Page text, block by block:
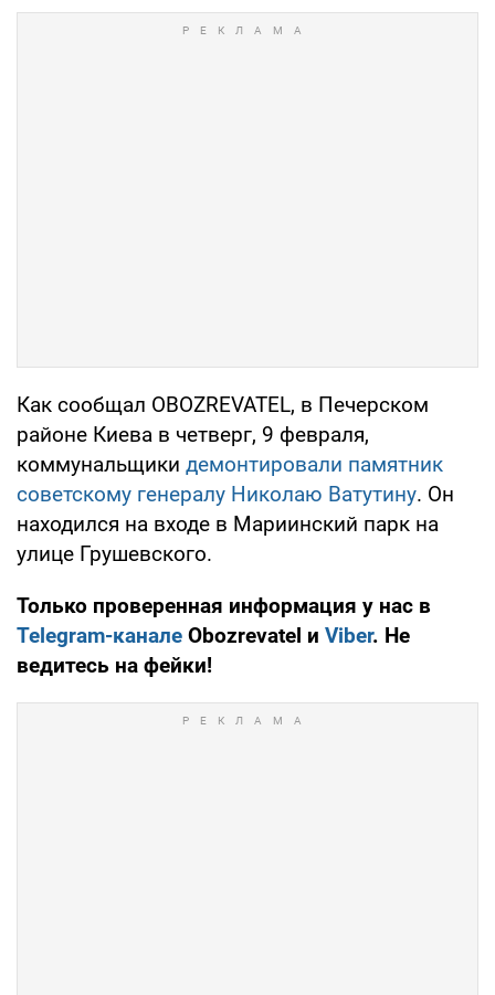
Как сообщал OBOZREVATEL, в Печерском
районе Киева в четверг, 9 февраля,
коммунальщики демонтировали памятник
советскому генералу Николаю Ватутину. Он
находился на входе в Мариинский парк на
улице Грушевского.
Только проверенная информация у нас в
Telegram-канале Obozrevatel и Viber. Не
ведитесь на фейки!